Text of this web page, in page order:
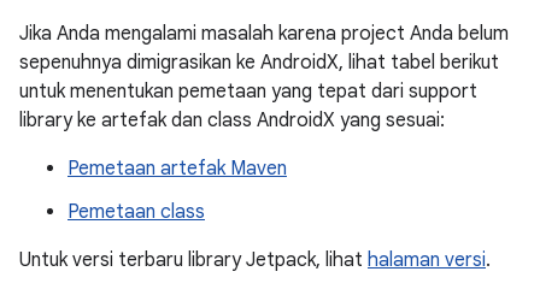
Jika Anda mengalami masalah karena project Anda belum
sepenuhnya dimigrasikan ke AndroidX, lihat tabel berikut
untuk menentukan pemetaan yang tepat dari support
library ke artefak dan class AndroidX yang sesuai:
Pemetaan artefak Maven
Pemetaan class
Untuk versi terbaru library Jetpack, lihat halaman versi.